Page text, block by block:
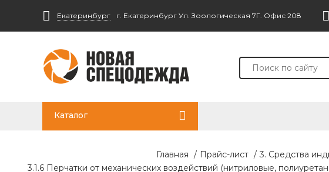
Екатеринбург г. Екатеринбург Ул. Зоологическая 7Г. Офис 208
Каталог
Главная / Прайс-лист / 3. Средства
3.1.6 Перчатки от механических воздействий (нитриловые,